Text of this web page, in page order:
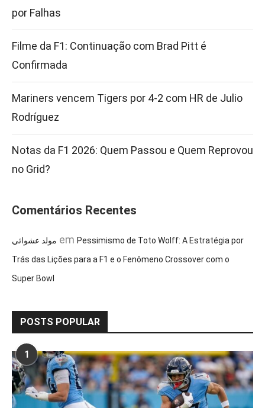
por Falhas
Filme da F1: Continuação com Brad Pitt é
Confirmada
Mariners vencem Tigers por 4-2 com HR de Julio
Rodríguez
Notas da F1 2026: Quem Passou e Quem Reprovou
no Grid?
Comentários Recentes
مولد عشوائي em Pessimismo de Toto Wolff: A Estratégia por
Trás das Lições para a F1 e o Fenômeno Crossover com o
Super Bowl
POSTS POPULAR
1